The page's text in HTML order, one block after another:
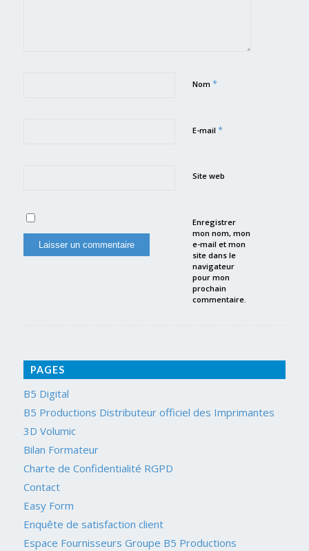
Nom *
E-mail *
Site web
Enregistrer
mon nom, mon
e-mail et mon
site dans le
navigateur
pour mon
prochain
commentaire.
PAGES
B5 Digital
B5 Productions Distributeur officiel des Imprimantes
3D Volumic
Bilan Formateur
Charte de Confidentialité RGPD
Contact
Easy Form
Enquête de satisfaction client
Espace Fournisseurs Groupe B5 Productions